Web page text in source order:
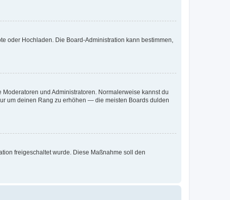
oder Hochladen. Die Board-Administration kann bestimmen,
und Administratoren. Normalerweise kannst du
um deinen Rang zu erhöhen — die meisten Boards dulden
freigeschaltet wurde. Diese Maßnahme soll den